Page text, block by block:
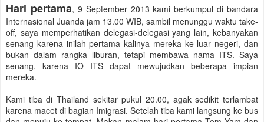
Hari pertama, 9 September 2013 kami berkumpul di bandara
Internasional Juanda jam 13.00 WIB, sambil menunggu waktu take-
off, saya memperhatikan delegasi-delegasi yang lain, kebanyakan
senang karena inilah pertama kalinya mereka ke luar negeri, dan
bukan dalam rangka liburan, tetapi membawa nama ITS. Saya
senang, karena IO ITS dapat mewujudkan beberapa impian
mereka.
Kami tiba di Thailand sekitar pukul 20.00, agak sedikit terlambat
karena macet di bagian Imigrasi. Setelah tiba kami langsung ke bus